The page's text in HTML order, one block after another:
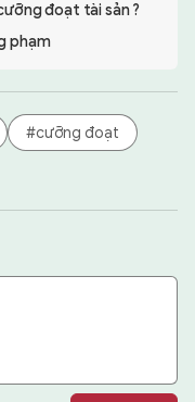
đoạt tài sản ?
phạm
#cưỡng đoạt